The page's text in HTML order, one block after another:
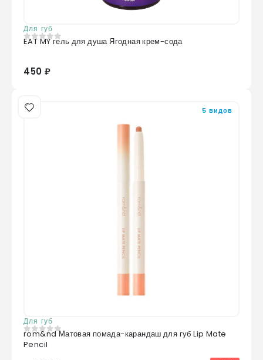
Для губ
0из 5
EAT MY гель для душа Ягодная крем-сода
450 ₽
5 видов
Для губ
0из 5
rom&nd Матовая помада-карандаш для губ Lip Mate
Pencil